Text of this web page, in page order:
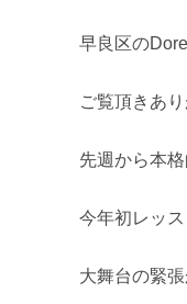
早良区の
ご覧頂きあ
先週から本
今年初レッ
大舞台の緊